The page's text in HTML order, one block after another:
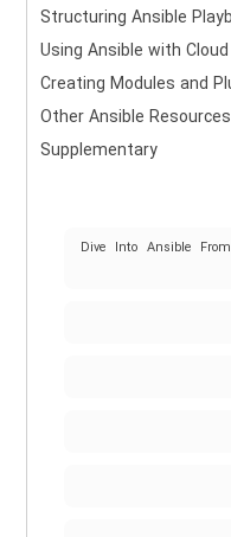
Structuring Ansible
Using Ansible with
Creating Modules and
Other Ansible
Supplementary
Dive Into Ansible